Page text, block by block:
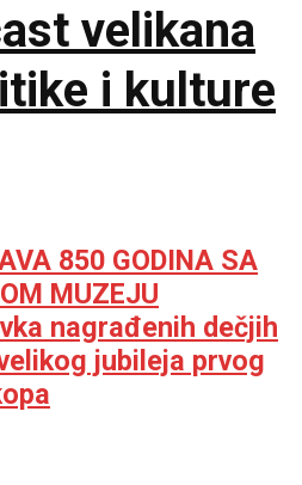
velikana
i kulture
850 GODINA SA
MUZEJU
nagrađenih dečjih
jubileja prvog